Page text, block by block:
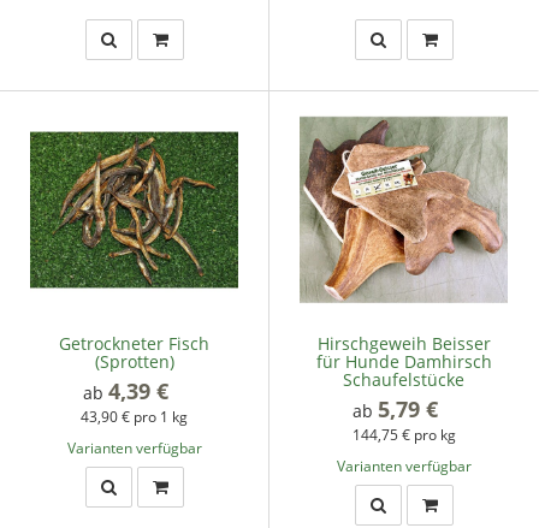
Getrockneter Fisch
(Sprotten)
ab 4,39 €
43,90 € pro 1 kg
Varianten verfügbar
Hirschgeweih Beisser
für Hunde Damhirsch
Schaufelstücke
ab 5,79 €
144,75 € pro kg
Varianten verfügbar